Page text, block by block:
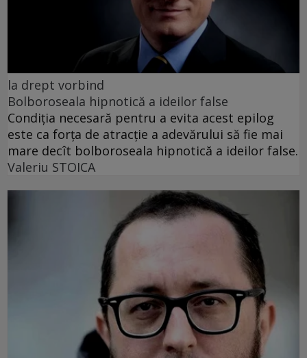
la drept vorbind
Bolboroseala hipnotică a ideilor false
Condiția necesară pentru a evita acest epilog
este ca forța de atracție a adevărului să fie mai
mare decît bolboroseala hipnotică a ideilor false.
Valeriu STOICA